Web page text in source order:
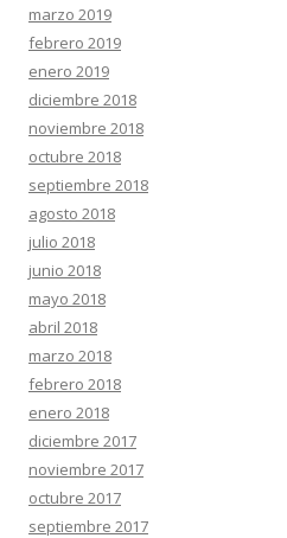
marzo 2019
febrero 2019
enero 2019
diciembre 2018
noviembre 2018
octubre 2018
septiembre 2018
agosto 2018
julio 2018
junio 2018
mayo 2018
abril 2018
marzo 2018
febrero 2018
enero 2018
diciembre 2017
noviembre 2017
octubre 2017
septiembre 2017